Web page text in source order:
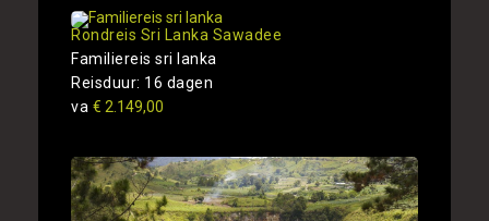
Rondreis Sri Lanka Sawadee
Familiereis sri lanka
Reisduur: 16 dagen
va € 2.149,00